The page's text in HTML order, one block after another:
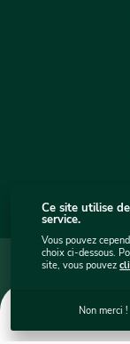
Ce site utilise
service.
Vous pouvez
choix ci-dessous.
site, vous pouvez
Non merci !
Mentions légales
Plan